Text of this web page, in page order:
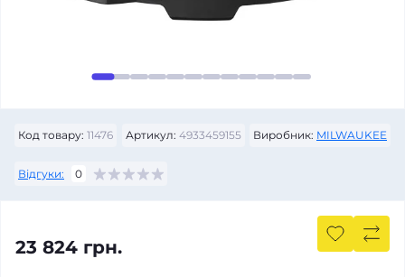
Код товару: 11476 Артикул: 4933459155 Виробник: MILWAUKEE
Відгуки: 0
23 824 грн.